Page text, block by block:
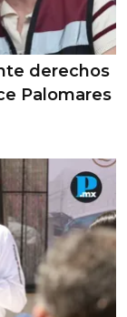
derechos
Palomares